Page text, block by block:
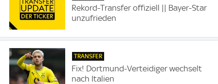
Rekord-Transfer offiziell || Bayer-Star
unzufrieden
TRANSFER
Fix! Dortmund-Verteidiger wechselt
nach Italien